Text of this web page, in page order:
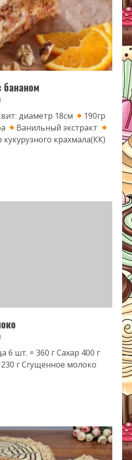
бананом
диаметр 18см
190гр
Ванильный экстракт
кукурузного крахмала(КК)
6 шт. = 360 г Сахар 400 г
г Сгущенное молоко